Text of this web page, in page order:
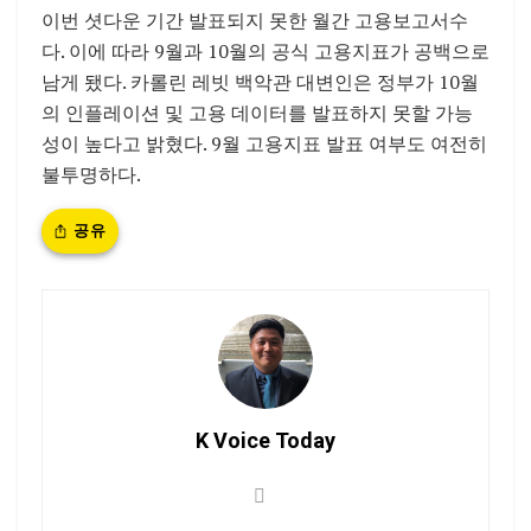
이번 셧다운 기간 발표되지 못한 월간 고용보고서수
다. 이에 따라 9월과 10월의 공식 고용지표가 공백으로
남게 됐다. 카롤린 레빗 백악관 대변인은 정부가 10월
의 인플레이션 및 고용 데이터를 발표하지 못할 가능
성이 높다고 밝혔다. 9월 고용지표 발표 여부도 여전히
불투명하다.
공유
K Voice Today